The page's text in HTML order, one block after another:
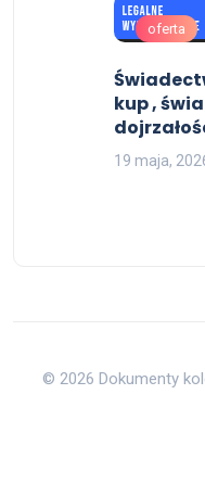
oferta
kup ,
19 maja,
© 2026 Dokumenty